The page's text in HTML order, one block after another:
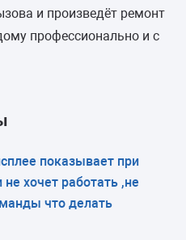
и произведёт ремонт
профессионально и с
показывает при
хочет работать ,не
что делать